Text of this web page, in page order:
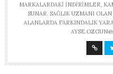
MARKALARDAKI INDIRIMLER,
SUNAR. SAĞLIK UZMANI
ALANLARDA FARKINDALIK